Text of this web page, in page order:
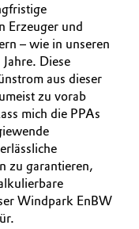
Erzeuger und
– wie in unseren
Diese
aus dieser
zu vorab
mich die PPAs
zu garantieren,
Windpark EnBW